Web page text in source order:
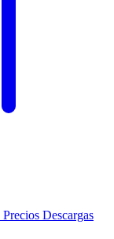
Precios Descargas